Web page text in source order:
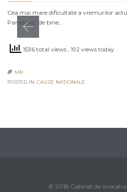
Cea mai mare dificultate a vremurilor
Paradoxal, de bine…
1536 total views , 192 views today
 MR
POSTED IN: CAUZE NAŢIONALE
© 2018 Cabinet de